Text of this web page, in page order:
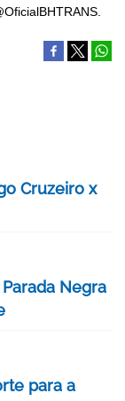
Cruzeiro x
Negra
para a